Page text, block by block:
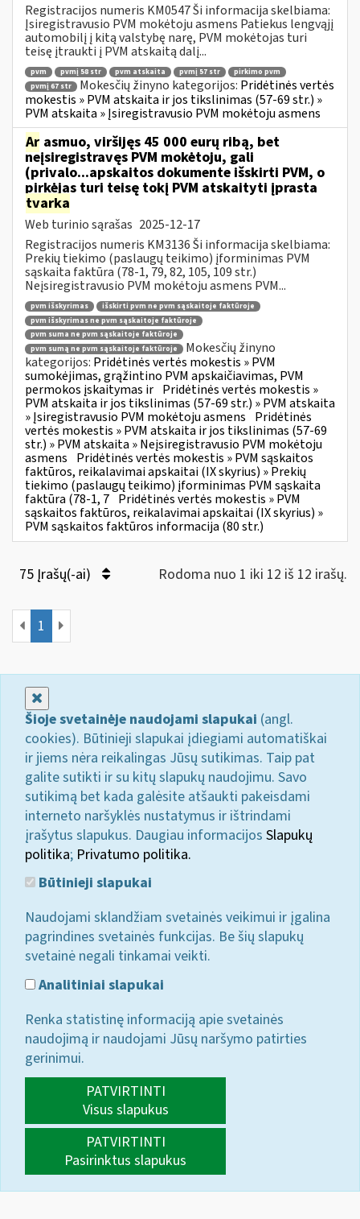
Registracijos numeris KM0547 Ši informacija skelbiama:
Įsiregistravusio PVM mokėtoju asmens Patiekus lengvąjį
automobilį į kitą valstybę narę, PVM mokėtojas turi
teisę įtraukti į PVM atskaitą dalį...
pvm pvmį 58 str pvm atskaita pvmį 57 str
pirkimo pvm
pvmį 67 str
Mokesčių žinyno kategorijos: Pridėtinės vertės
mokestis » PVM atskaita ir jos tikslinimas (57-69 str.) »
PVM atskaita » Įsiregistravusio PVM mokėtoju asmens
Ar asmuo, viršijęs 45 000 eurų ribą, bet
neįsiregistravęs PVM mokėtoju, gali
(privalo...apskaitos dokumente išskirti PVM, o
pirkėjas turi teisę tokį PVM atskaityti įprasta
tvarka
Web turinio sąrašas 2025-12-17
Registracijos numeris KM3136 Ši informacija skelbiama:
Prekių tiekimo (paslaugų teikimo) įforminimas PVM
sąskaita faktūra (78-1, 79, 82, 105, 109 str.)
Neįsiregistravusio PVM mokėtoju asmens PVM...
pvm išskyrimas
išskirti pvm ne pvm sąskaitoje faktūroje
pvm išskyrimas ne pvm sąskaitoje faktūroje
pvm suma ne pvm sąskaitoje faktūroje
pvm sumą ne pvm sąskaitoje faktūroje
Mokesčių žinyno
kategorijos: Pridėtinės vertės mokestis » PVM
sumokėjimas, grąžintino PVM apskaičiavimas, PVM
permokos įskaitymas ir Pridėtinės vertės mokestis »
PVM atskaita ir jos tikslinimas (57-69 str.) » PVM atskaita
» Įsiregistravusio PVM mokėtoju asmens Pridėtinės
vertės mokestis » PVM atskaita ir jos tikslinimas (57-69
str.) » PVM atskaita » Neįsiregistravusio PVM mokėtoju
asmens Pridėtinės vertės mokestis » PVM sąskaitos
faktūros, reikalavimai apskaitai (IX skyrius) » Prekių
tiekimo (paslaugų teikimo) įforminimas PVM sąskaita
faktūra (78-1, 7 Pridėtinės vertės mokestis » PVM
sąskaitos faktūros, reikalavimai apskaitai (IX skyrius) »
PVM sąskaitos faktūros informacija (80 str.)
75 Įrašų(-ai) Rodoma nuo 1 iki 12 iš 12 irašų.
1
Šioje svetainėje naudojami slapukai (angl.
cookies). Būtinieji slapukai įdiegiami automatiškai
ir jiems nėra reikalingas Jūsų sutikimas. Taip pat
galite sutikti ir su kitų slapukų naudojimu. Savo
sutikimą bet kada galėsite atšaukti pakeisdami
interneto naršyklės nustatymus ir ištrindami
įrašytus slapukus. Daugiau informacijos Slapukų
politika; Privatumo politika.
Būtinieji slapukai
Naudojami sklandžiam svetainės veikimui ir įgalina
pagrindines svetainės funkcijas. Be šių slapukų
svetainė negali tinkamai veikti.
Analitiniai slapukai
Renka statistinę informaciją apie svetainės
naudojimą ir naudojami Jūsų naršymo patirties
gerinimui.
PATVIRTINTI
Visus slapukus
PATVIRTINTI
Pasirinktus slapukus